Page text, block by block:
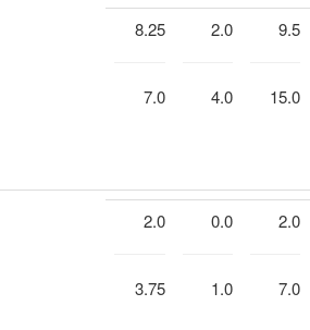
8.25
7.0
2.0
4.0
9.5
15.0
2.0
3.75
0.0
1.0
2.0
7.0